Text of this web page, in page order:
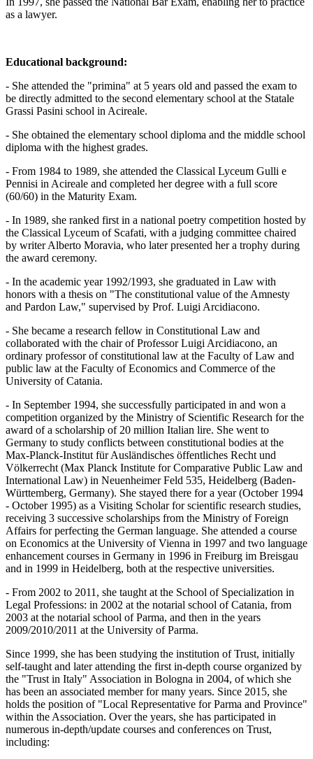
as a lawyer.
Educational background:
- She attended the "primina" at 5 years old and passed the exam to
be directly admitted to the second elementary school at the Statale
Grassi Pasini school in Acireale.
- She obtained the elementary school diploma and the middle school
diploma with the highest grades.
- From 1984 to 1989, she attended the Classical Lyceum Gulli e
Pennisi in Acireale and completed her degree with a full score
(60/60) in the Maturity Exam.
- In 1989, she ranked first in a national poetry competition hosted by
the Classical Lyceum of Scafati, with a judging committee chaired
by writer Alberto Moravia, who later presented her a trophy during
the award ceremony.
- In the academic year 1992/1993, she graduated in Law with
honors with a thesis on "The constitutional value of the Amnesty
and Pardon Law," supervised by Prof. Luigi Arcidiacono.
- She became a research fellow in Constitutional Law and
collaborated with the chair of Professor Luigi Arcidiacono, an
ordinary professor of constitutional law at the Faculty of Law and
public law at the Faculty of Economics and Commerce of the
University of Catania.
- In September 1994, she successfully participated in and won a
competition organized by the Ministry of Scientific Research for the
award of a scholarship of 20 million Italian lire. She went to
Germany to study conflicts between constitutional bodies at the
Max-Planck-Institut für Ausländisches öffentliches Recht und
Völkerrecht (Max Planck Institute for Comparative Public Law and
International Law) in Neuenheimer Feld 535, Heidelberg (Baden-
Württemberg, Germany). She stayed there for a year (October 1994
- October 1995) as a Visiting Scholar for scientific research studies,
receiving 3 successive scholarships from the Ministry of Foreign
Affairs for perfecting the German language. She attended a course
on Economics at the University of Vienna in 1997 and two language
enhancement courses in Germany in 1996 in Freiburg im Breisgau
and in 1999 in Heidelberg, both at the respective universities.
- From 2002 to 2011, she taught at the School of Specialization in
Legal Professions: in 2002 at the notarial school of Catania, from
2003 at the notarial school of Parma, and then in the years
2009/2010/2011 at the University of Parma.
Since 1999, she has been studying the institution of Trust, initially
self-taught and later attending the first in-depth course organized by
the "Trust in Italy" Association in Bologna in 2004, of which she
has been an associated member for many years. Since 2015, she
holds the position of "Local Representative for Parma and Province"
within the Association. Over the years, she has participated in
numerous in-depth/update courses and conferences on Trust,
including: